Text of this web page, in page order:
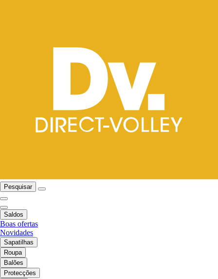
Pesquisar
Saldos
Boas ofertas
Novidades
Sapatilhas
Roupa
Balões
Protecções